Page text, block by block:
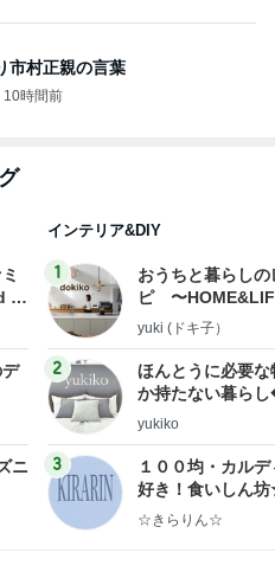
市村正親の言葉
10時間前
b
ニ
インテリア&DIY
1
おうちと暮らしの
ピ 〜
yuki (ドキ子）
2
ほんとうに必要な
か持たない暮ら
ep Life Simple◆
yukiko
3
１００均・カルデ
好き！食いしん
らりん☆のブログ
☆きらりん☆